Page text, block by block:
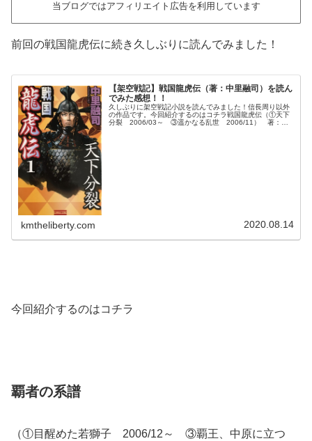
当ブログではアフィリエイト広告を利用しています
前回の戦国龍虎伝に続き久しぶりに読んでみました！
【架空戦記】戦国龍虎伝（著：中里融司）を読ん
でみた感想！！
久しぶりに架空戦記小説を読んでみました！信長周り以外
の作品です。今回紹介するのはコチラ戦国龍虎伝（①天下
分裂 2006/03～ ③遥かなる乱世 2006/11） 著：中
kmtheliberty.com 2020.08.14
今回紹介するのはコチラ
覇者の系譜
（①目醒めた若獅子 2006/12～ ③覇王、中原に立つ